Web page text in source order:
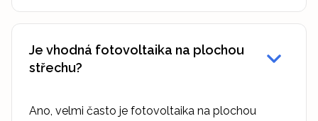
Je vhodná fotovoltaika na plochou
střechu?
Ano, velmi často je fotovoltaika na plochou